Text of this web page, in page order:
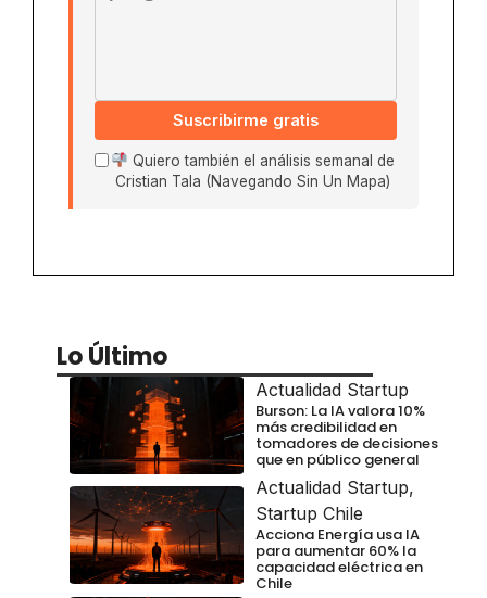
Suscribirme gratis
Quiero también el análisis semanal de
Cristian Tala (Navegando Sin Un Mapa)
Lo Último
Actualidad Startup
Burson: La IA valora 10%
más credibilidad en
tomadores de decisiones
que en público general
Actualidad Startup,
Startup Chile
Acciona Energía usa IA
para aumentar 60% la
capacidad eléctrica en
Chile